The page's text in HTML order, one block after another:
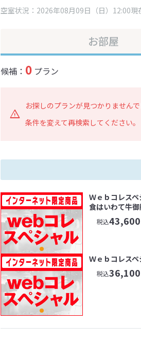
空室状況：2026年08月09日（日）12:00現
お部屋
候補： 0 プラン
お探しのプランが見つかりませんで
条件を変えて再検索してください。
Ｗｅｂコレス
食はいわて牛
税込43,600
Ｗｅｂコレス
税込36,100